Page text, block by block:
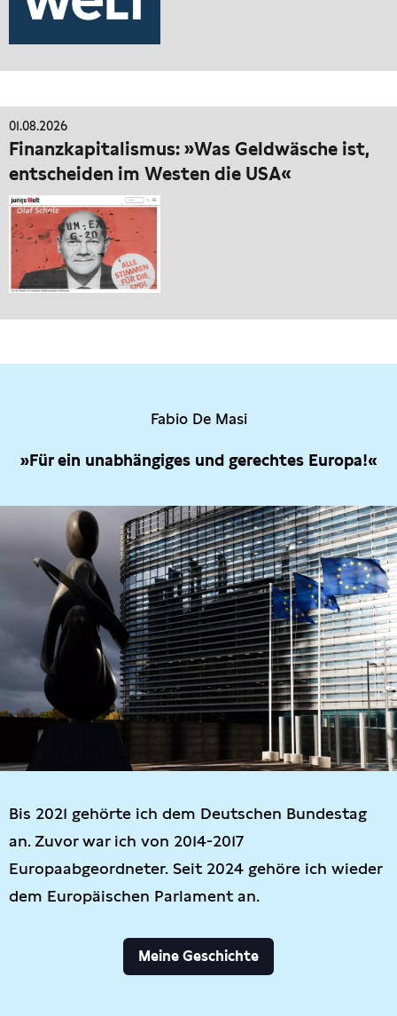
01.08.2026
Finanzkapitalismus: »Was Geldwäsche ist,
entscheiden im Westen die USA«
Fabio De Masi
»Für ein unabhängiges und gerechtes Europa!«
Bis 2021 gehörte ich dem Deutschen Bundestag
an. Zuvor war ich von 2014-2017
Europaabgeordneter. Seit 2024 gehöre ich wieder
dem Europäischen Parlament an.
Meine Geschichte